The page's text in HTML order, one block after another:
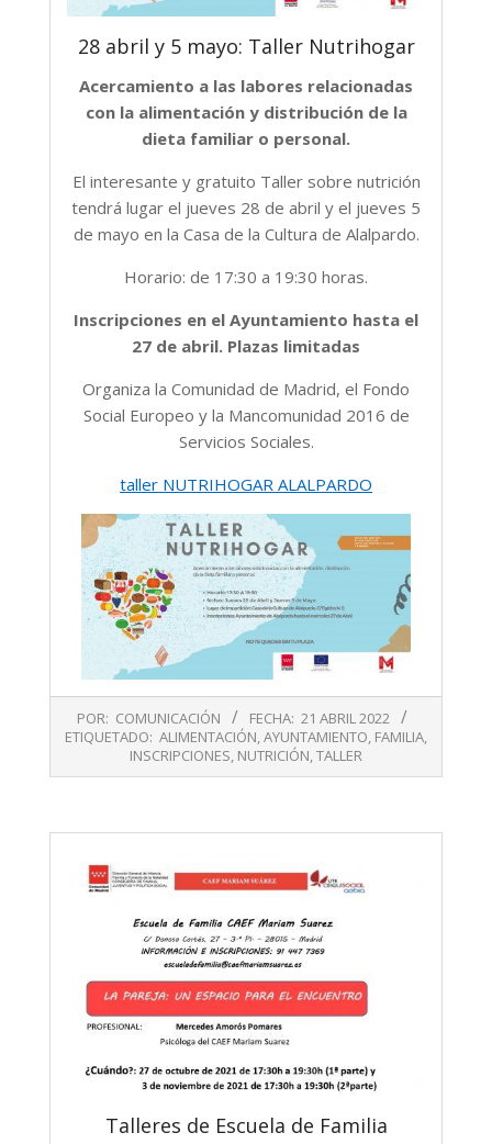
28 abril y 5 mayo: Taller Nutrihogar
Acercamiento a las labores relacionadas
con la alimentación y distribución de la
dieta familiar o personal.
El interesante y gratuito Taller sobre nutrición
tendrá lugar el jueves 28 de abril y el jueves 5
de mayo en la Casa de la Cultura de Alalpardo.
Horario: de 17:30 a 19:30 horas.
Inscripciones en el Ayuntamiento hasta el
27 de abril. Plazas limitadas
Organiza la Comunidad de Madrid, el Fondo
Social Europeo y la Mancomunidad 2016 de
Servicios Sociales.
taller NUTRIHOGAR ALALPARDO
04-
POR: COMUNICACIÓN FECHA: 21 ABRIL 2022
ETIQUETADO: ALIMENTACIÓN,AYUNTAMIENTO, FAMILIA,
INSCRIPCIONES, NUTRICIÓN,TALLER
Talleres de Escuela de Familia